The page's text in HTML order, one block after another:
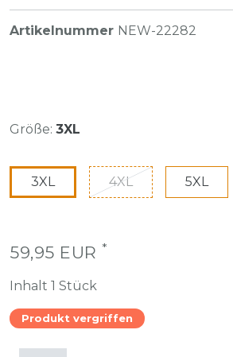
Artikelnummer NEW-22282
Größe: 3XL
3XL 4XL 5XL
59,95 EUR *
Inhalt 1 Stück
Produkt vergriffen